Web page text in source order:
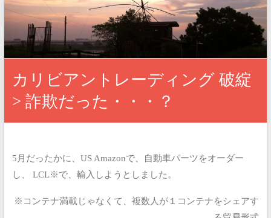
カリビアントレーディング 破綻
> 詐欺だった・・・？
5月だったかに、US Amazonで、自動車パーツをオーダー
し、
LCL※で、輸入しようとしました。
※コンテナ満載じゃなくて、複数人が１コンテナをシェアす